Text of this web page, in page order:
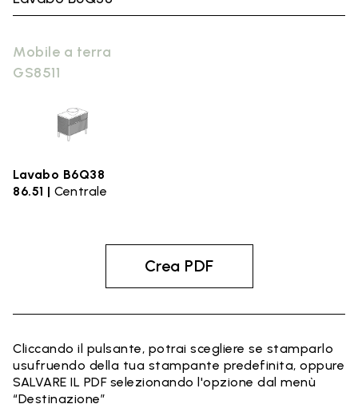
Mobile a terra
GS8511
Lavabo B6Q38
86.51 | Centrale
Crea PDF
Cliccando il pulsante, potrai scegliere se stamparlo
usufruendo della tua stampante predefinita, oppure
SALVARE IL PDF selezionando l'opzione dal menù
“Destinazione”